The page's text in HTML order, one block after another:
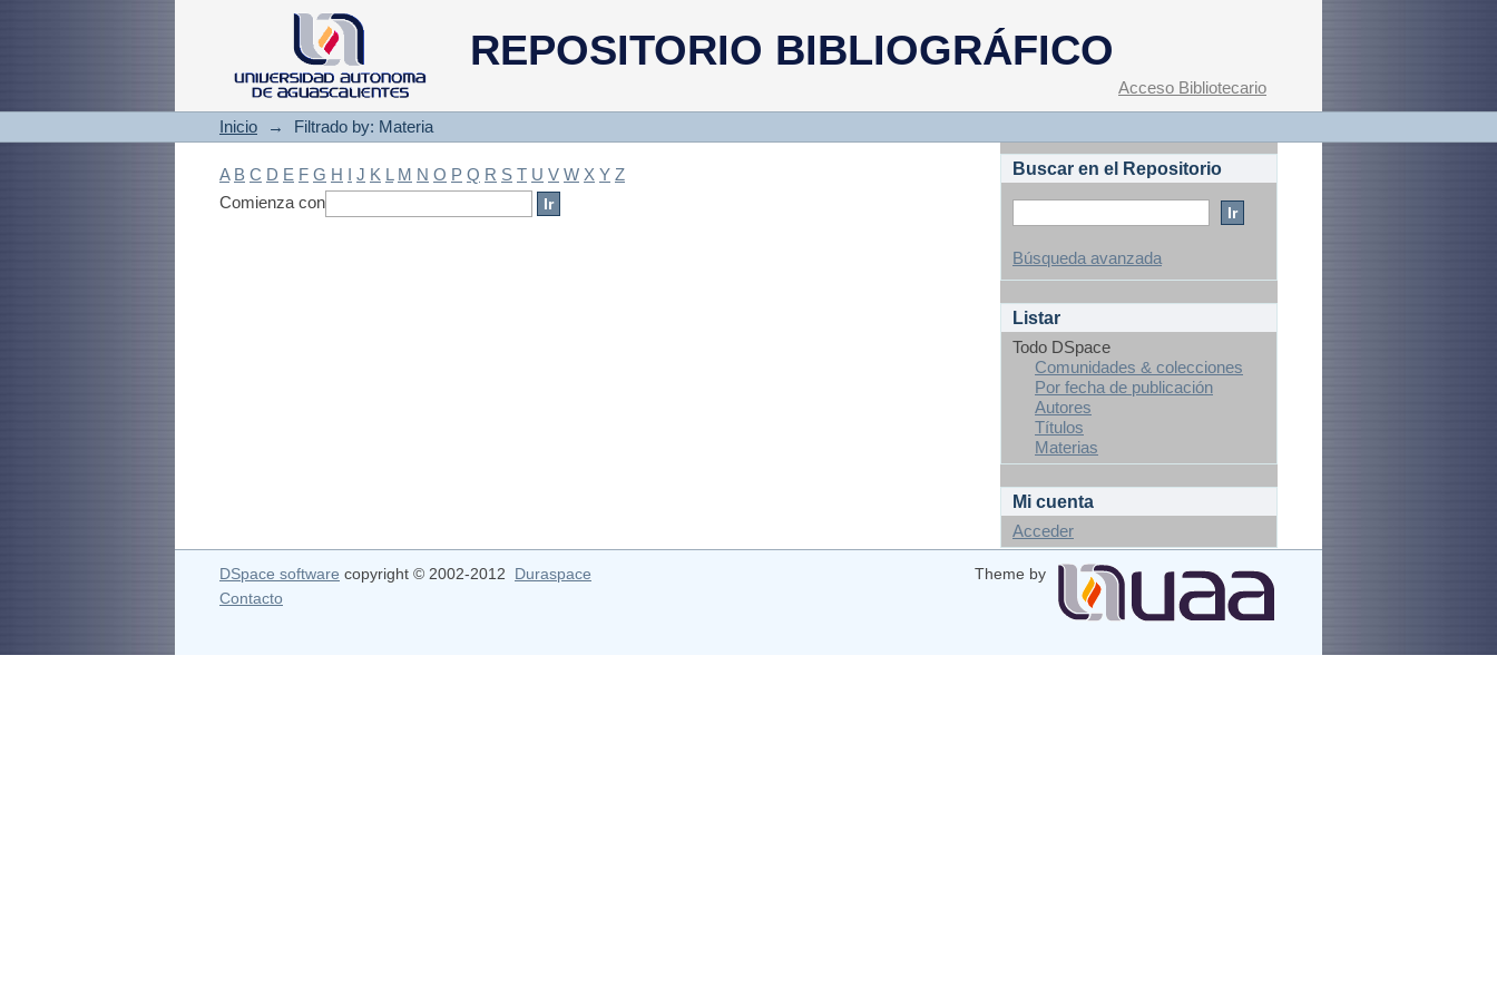
REPOSITORIO BIBLIOGRÁFICO
Filtrado by: Materia
Acceso Bibliotecario
Inicio → Filtrado by: Materia
A B C D E F G H I J K L M N O P Q R S T U V W X Y Z
Comienza con
Buscar en el Repositorio
Búsqueda avanzada
Listar
Todo DSpace
Comunidades & colecciones
Por fecha de publicación
Autores
Títulos
Materias
Mi cuenta
Acceder
DSpace software copyright © 2002-2012 Duraspace
Theme by
Contacto